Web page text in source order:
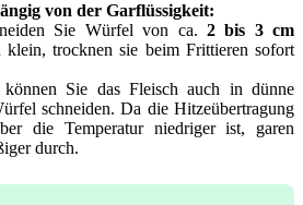
von der Garflüssigkeit:
Sie Würfel von ca. 2 bis 3 cm
klein, trocknen sie beim Frittieren sofort
Sie das Fleisch auch in dünne
schneiden. Da die Hitzeübertragung
die Temperatur niedriger ist, garen
durch.